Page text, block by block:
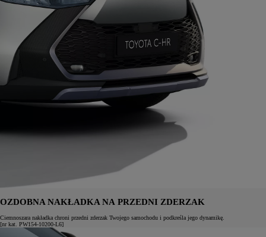
OZDOBNA NAKŁADKA NA PRZEDNI ZDERZAK
Ciemnoszara nakładka chroni przedni zderzak Twojego samochodu i podkreśla jego dynamikę.
[nr kat. PW154-10200-L6]